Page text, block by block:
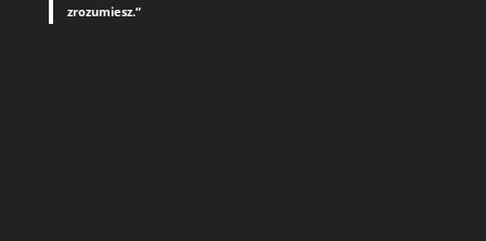
zrozumiesz.”